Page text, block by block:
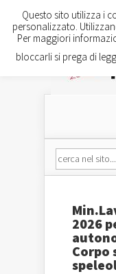
2026
Corpo
Questo sito utilizza i
personalizzato.
Per maggiori
bloccarli si prega di